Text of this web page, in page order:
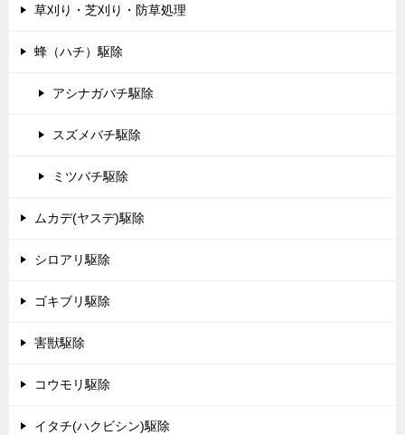
草刈り・芝刈り・防草処理
蜂（ハチ）駆除
アシナガバチ駆除
スズメバチ駆除
ミツバチ駆除
ムカデ(ヤスデ)駆除
シロアリ駆除
ゴキブリ駆除
害獣駆除
コウモリ駆除
イタチ(ハクビシン)駆除